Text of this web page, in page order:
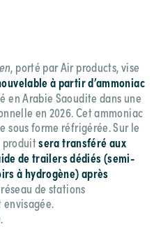
, porté par Air products, vise
à partir d’ammoniac
en Arabie Saoudite dans une
en 2026. Cet ammoniac
sous forme réfrigérée. Sur le
produitsera transféré aux
de trailers dédiés (semi-
à hydrogène) après
de stations